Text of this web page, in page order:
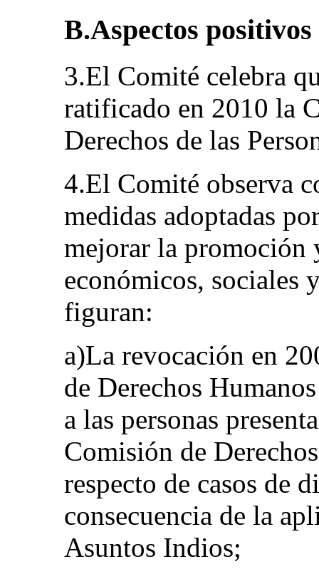
B.Aspectos positivos
3.El Comité celebra
ratificado en 2010 la
Derechos de las
4.El Comité observa
medidas adoptadas
mejorar la promoción
económicos, sociales
figuran:
a)La revocación en
de Derechos
a las personas
Comisión de
respecto de casos de
consecuencia de la
Asuntos Indios;